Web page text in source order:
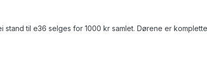
til e36 selges for 1000 kr samlet. Dørene er